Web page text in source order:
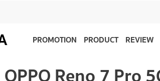
PROMOTION PRODUCT REVIEW